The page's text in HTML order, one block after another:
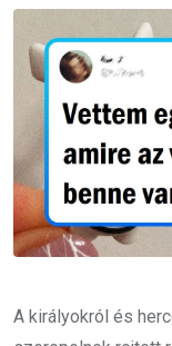
A királyokról és